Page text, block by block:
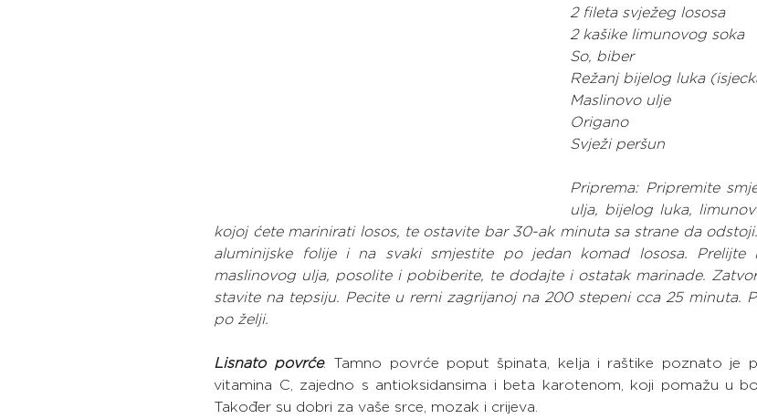
2 fileta svježeg lososa
2 kašike limunovog soka
So, biber
Režanj bijelog luka
Maslinovo ulje
Origano
Svježi peršun
Priprema: Pripremite
ulja, bijelog luka,
kojoj ćete marinirati losos, te ostavite bar 30-ak minuta sa strane da
aluminijske folije i na svaki smjestite po jedan komad lososa. Prelijte
maslinovog ulja, posolite i pobiberite, te dodajte i ostatak marinade.
stavite na tepsiju. Pecite u rerni zagrijanoj na 200 stepeni cca 25 minuta.
po želji.
Lisnato povrće. Tamno povrće poput špinata, kelja i raštike poznato je
vitamina C, zajedno s antioksidansima i beta karotenom, koji pomažu u
Također su dobri za vaše srce, mozak i crijeva.